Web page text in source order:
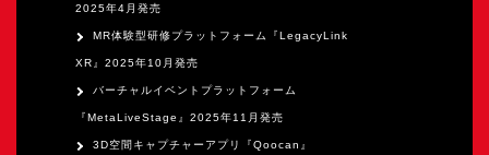
2025年4月発売
MR体験型研修プラットフォーム『LegacyLink
XR』2025年10月発売
バーチャルイベントプラットフォーム
『MetaLiveStage』2025年11月発売
3D空間キャプチャーアプリ『Qoocan』